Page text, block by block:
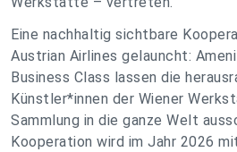
Eine nachhaltig sichtbare
Austrian Airlines gelauncht:
Business Class lassen die
Künstler*innen der Wiener
Sammlung in die ganze Welt
Kooperation wird im Jahr 2026